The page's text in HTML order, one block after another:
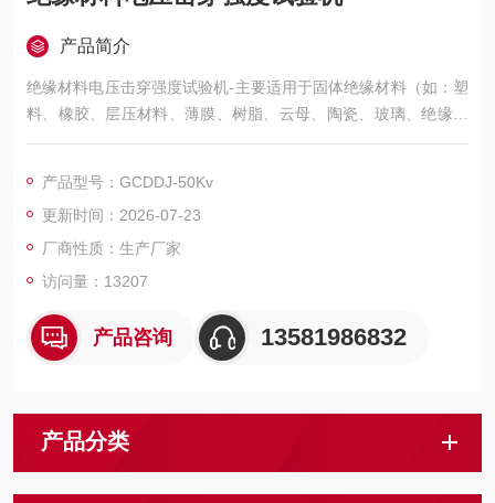
产品简介
绝缘材料电压击穿强度试验机-主要适用于固体绝缘材料（如：塑
料、橡胶、层压材料、薄膜、树脂、云母、陶瓷、玻璃、绝缘漆
等绝缘材料及绝缘件）在工频电压或直流电压下击穿强度和耐电
产品型号：GCDDJ-50Kv
更新时间：2026-07-23
厂商性质：生产厂家
访问量：13207
产品咨询 13581986832
产品分类